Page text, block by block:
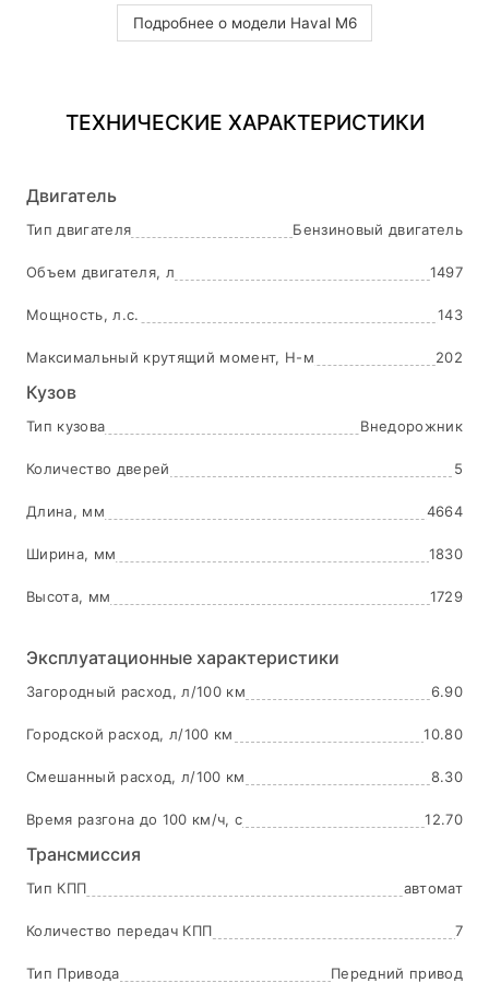
Подробнее о модели Haval M6
ТЕХНИЧЕСКИЕ ХАРАКТЕРИСТИКИ
Двигатель
Тип двигателя Бензиновый двигатель
Объем двигателя, л 1497
Мощность, л.с. 143
Максимальный крутящий момент, Н-м 202
Кузов
Тип кузова Внедорожник
Количество дверей 5
Длина, мм 4664
Ширина, мм 1830
Высота, мм 1729
Эксплуатационные характеристики
Загородный расход, л/100 км 6.90
Городской расход, л/100 км 10.80
Смешанный расход, л/100 км 8.30
Время разгона до 100 км/ч, с 12.70
Трансмиссия
Тип КПП автомат
Количество передач КПП 7
Тип Привода Передний привод